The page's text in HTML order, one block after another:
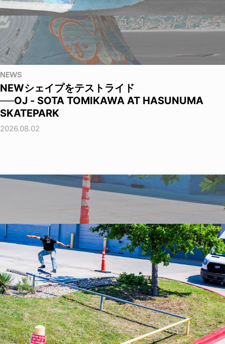
NEWS
NEWシェイプをテストライド
──OJ - SOTA TOMIKAWA AT HASUNUMA
SKATEPARK
2026.08.02